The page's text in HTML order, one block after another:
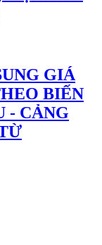
GIÁ
BIẾN
- CẢNG